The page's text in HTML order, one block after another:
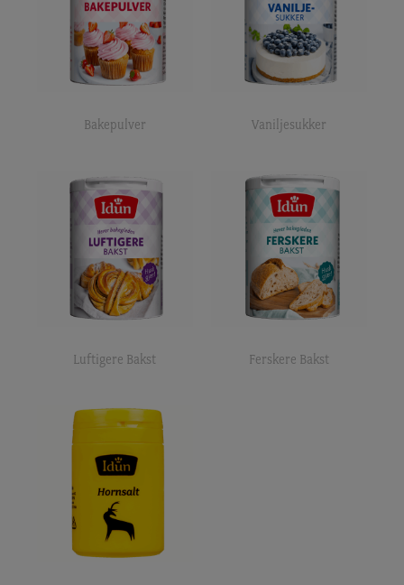
Bakepulver Vaniljesukker
Luftigere Bakst Ferskere Bakst